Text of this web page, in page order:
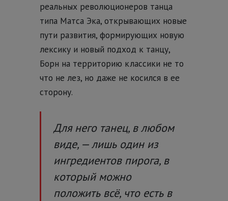
реальных революционеров танца
типа Матса Эка, открывающих новые
пути развития, формирующих новую
лексику и новый подход к танцу,
Борн на территорию классики не то
что не лез, но даже не косился в ее
сторону.
Для него танец, в любом
виде, — лишь один из
ингредиентов пирога, в
который можно
положить всё, что есть в